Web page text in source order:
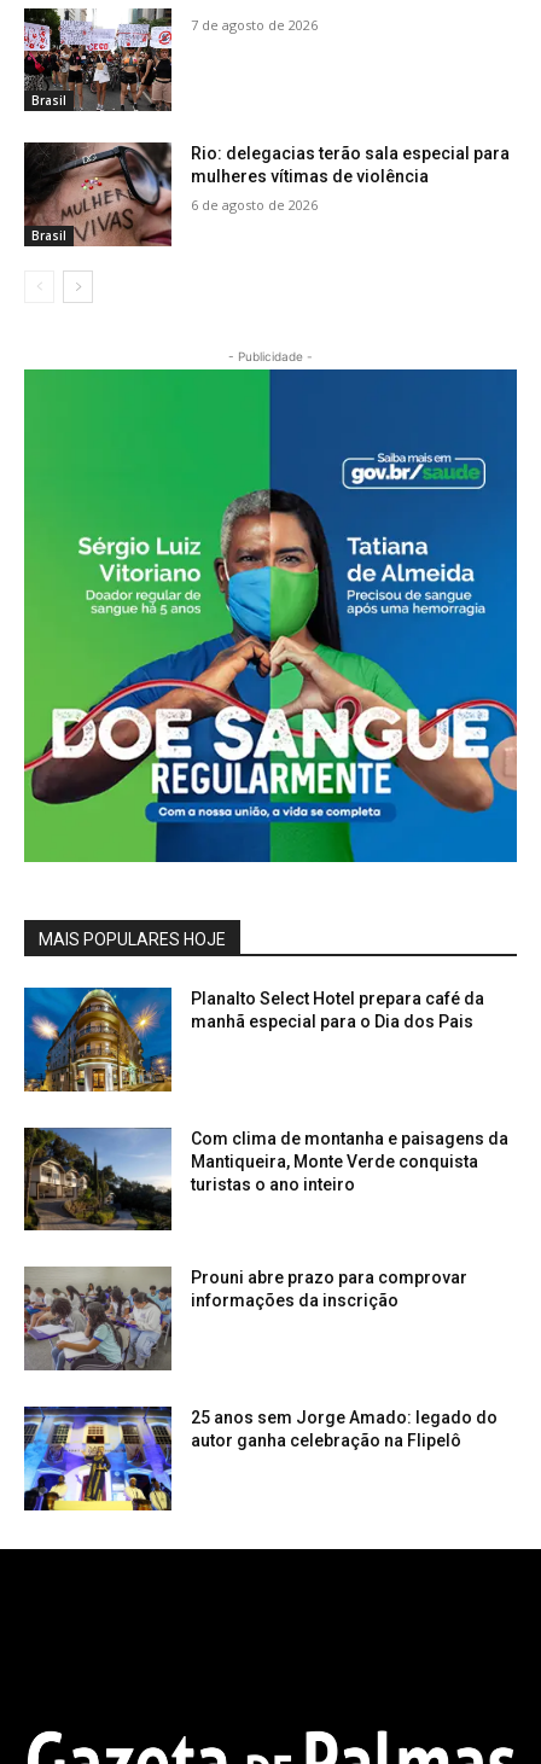
Brasil
7 de agosto de 2026
Brasil
Rio: delegacias terão sala especial para
mulheres vítimas de violência
6 de agosto de 2026
- Publicidade -
MAIS POPULARES HOJE
Planalto Select Hotel prepara café da
manhã especial para o Dia dos Pais
Com clima de montanha e paisagens da
Mantiqueira, Monte Verde conquista
turistas o ano inteiro
Prouni abre prazo para comprovar
informações da inscrição
25 anos sem Jorge Amado: legado do
autor ganha celebração na Flipelô